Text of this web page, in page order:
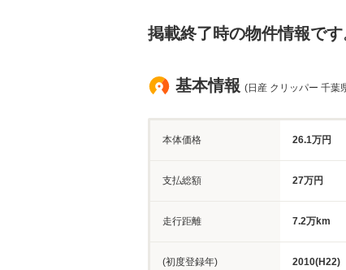
掲載終了時の物件情報です
基本情報 (日産 クリッパー 千葉
本体価格 26.1万円
支払総額 27万円
走行距離 7.2万km
(初度登録年) 2010(H22)